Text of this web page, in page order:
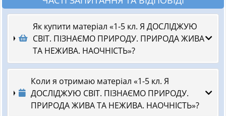
Як купити матеріал «1-5 кл. Я ДОСЛІДЖУЮ
СВІТ. ПІЗНАЄМО ПРИРОДУ. ПРИРОДА ЖИВА
ТА НЕЖИВА. НАОЧНІСТЬ»?
Коли я отримаю матеріал «1-5 кл. Я
ДОСЛІДЖУЮ СВІТ. ПІЗНАЄМО ПРИРОДУ.
ПРИРОДА ЖИВА ТА НЕЖИВА. НАОЧНІСТЬ»?